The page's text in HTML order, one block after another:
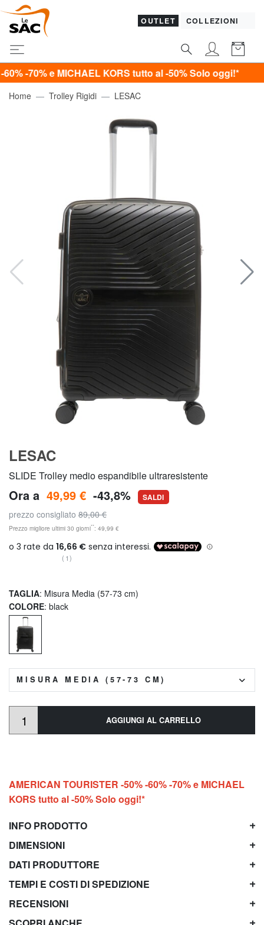
OUTLET COLLEZIONI
e MICHAEL KORS tutto al -50%Solo oggi!*
Home Trolley Rigidi LESAC
LESAC
SLIDE Trolley medio espandibile ultraresistente
Ora a 49,99 € -43,8% SALDI
prezzo consigliato 89,00 €
Prezzo migliore ultimi 30 giorni**: 49,99 €
(1)
TAGLIA: Misura Media (57-73 cm)
COLORE: black
MISURA MEDIA (57-73 CM)
AGGIUNGI AL CARRELLO
AMERICAN TOURISTER -50% -60% -70% e MICHAEL
KORS tutto al -50% Solo oggi!*
INFO PRODOTTO
DIMENSIONI
DATI PRODUTTORE
TEMPI E COSTI DI SPEDIZIONE
RECENSIONI